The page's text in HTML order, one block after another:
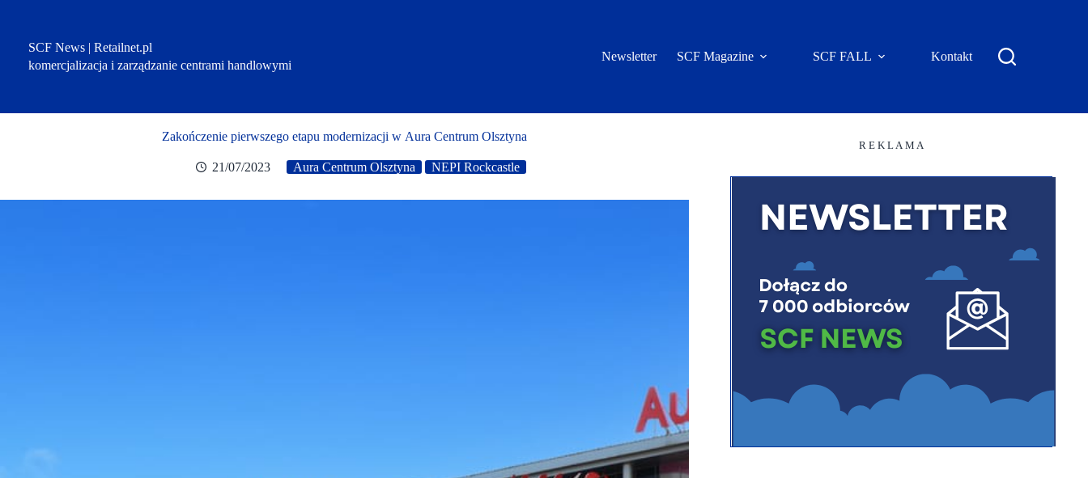
SCF News | Retailnet.pl
komercjalizacja i zarządzanie centrami handlowymi
Newsletter SCF Magazine SCF FALL Kontakt
Zakończenie pierwszego etapu modernizacji w Aura Centrum Olsztyna
21/07/2023 Aura Centrum Olsztyna NEPI Rockcastle
R E K L A M A